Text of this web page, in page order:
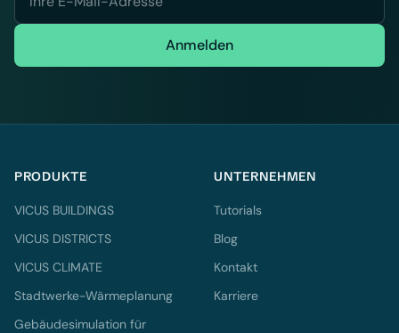
Anmelden
PRODUKTE
VICUS BUILDINGS
VICUS DISTRICTS
VICUS CLIMATE
Stadtwerke-Wärmeplanung
Gebäudesimulation für
UNTERNEHMEN
Tutorials
Blog
Kontakt
Karriere